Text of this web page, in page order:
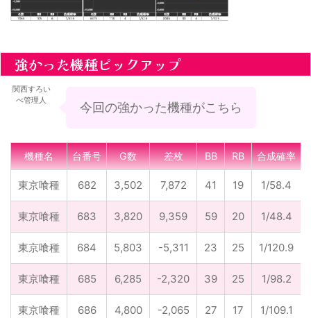
強かった機種ピックアップ
関西すろい
べ管理人
今回の強かった機種がこちら
機種名 台番号 G数 差枚 BB RB 合成確率
東京喰種 682 3,502 7,872 41 19 1/58.4
東京喰種 683 3,820 9,359 59 20 1/48.4
東京喰種 684 5,803 -5,311 23 25 1/120.9
東京喰種 685 6,285 -2,320 39 25 1/98.2
東京喰種 686 4,800 -2,065 27 17 1/109.1